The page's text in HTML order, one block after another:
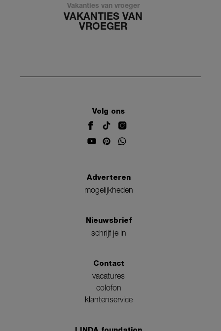
Vakanties van vroeger
VAKANTIES VAN
VROEGER
Volg ons
Adverteren
mogelijkheden
Nieuwsbrief
schrijf je in
Contact
vacatures
colofon
klantenservice